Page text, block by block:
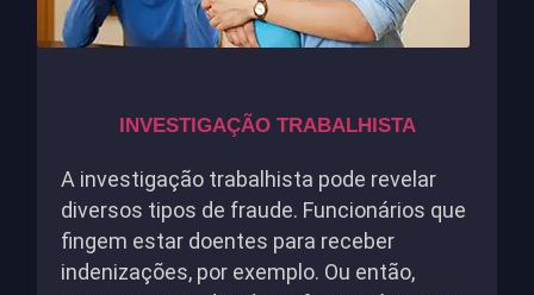
INVESTIGAÇÃO TRABALHISTA
A investigação trabalhista pode revelar
diversos tipos de fraude. Funcionários que
fingem estar doentes para receber
indenizações, por exemplo. Ou então,